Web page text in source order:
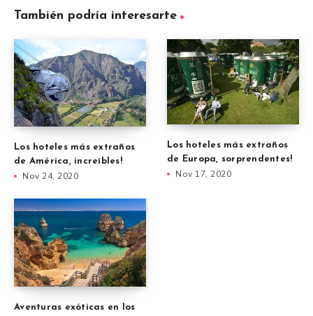
También podría interesarte
Los hoteles más extraños
de América, increíbles!
Nov 24, 2020
Los hoteles más extraños
de Europa, sorprendentes!
Nov 17, 2020
Aventuras exóticas en los